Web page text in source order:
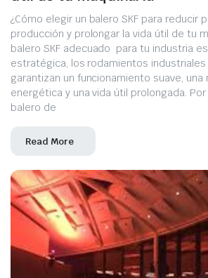
¿Cómo elegir un balero SKF para reducir
producción y prolongar la vida útil de tu
balero SKF adecuado para tu industria
estratégica, los rodamientos industriales
garantizan un funcionamiento suave, una
energética y una vida útil prolongada.
balero de
Read More